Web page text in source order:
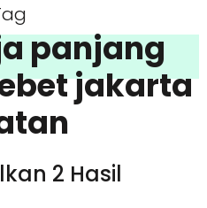
panjang
jakarta
2 Hasil